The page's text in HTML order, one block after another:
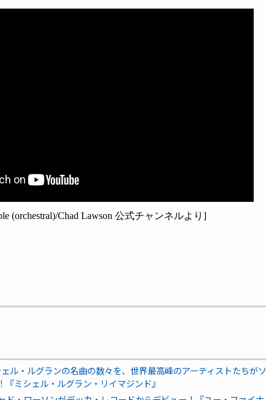
(orchestral)/Chad Lawson 公式チャンネルより]
ル・ルグランの名曲の数々を、世界最高峰のアーティストたちがソ
『ミシェル・ルグラン・リイマジンド』